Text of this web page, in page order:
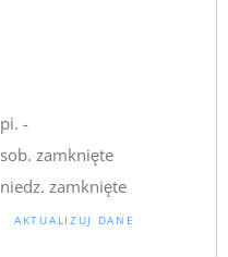
pi. -
sob. zamknięte
niedz. zamknięte
AKTUALIZUJ DANE